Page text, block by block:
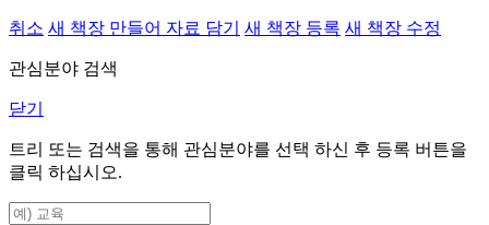
취소 새 책장 만들어 자료 담기 새 책장 등록 새 책장 수정
관심분야 검색
닫기
트리 또는 검색을 통해 관심분야를 선택 하신 후 등록 버튼을
클릭 하십시오.